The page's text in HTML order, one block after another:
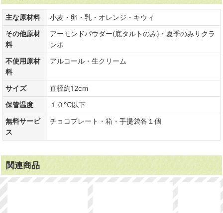
主な原材料
小麦・卵・乳・オレンジ・キウィ
その他原材
料
アーモンドパウダー(底タルトのみ)・夏季のみサクラ
ンボ
不使用原材
料
アルコール・生クリーム
サイズ
直径約12cm
保管温度
１０℃以下
無料サービ
ス
チョコプレート・箱・手提袋各１個
関連商品